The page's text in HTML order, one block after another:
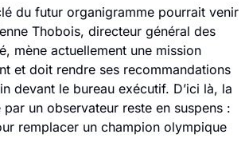
du futur organigramme pourrait venir
Thobois, directeur général des
mène actuellement une mission
et doit rendre ses recommandations
devant le bureau exécutif. D’ici là, la
un observateur reste en suspens :
remplacer un champion olympique